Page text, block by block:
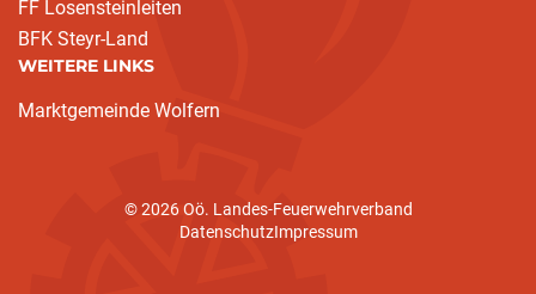
FF Losensteinleiten
BFK Steyr-Land
WEITERE LINKS
Marktgemeinde Wolfern
© 2026 Oö. Landes-Feuerwehrverband
DatenschutzImpressum